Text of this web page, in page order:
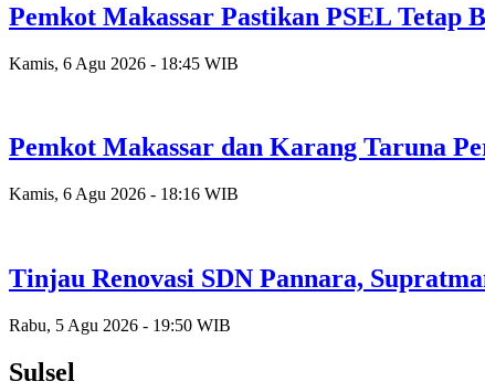
Pemkot Makassar Pastikan PSEL Tetap
Kamis, 6 Agu 2026 - 18:45 WIB
Pemkot Makassar dan Karang Taruna
Kamis, 6 Agu 2026 - 18:16 WIB
Tinjau Renovasi SDN Pannara,
Rabu, 5 Agu 2026 - 19:50 WIB
Sulsel